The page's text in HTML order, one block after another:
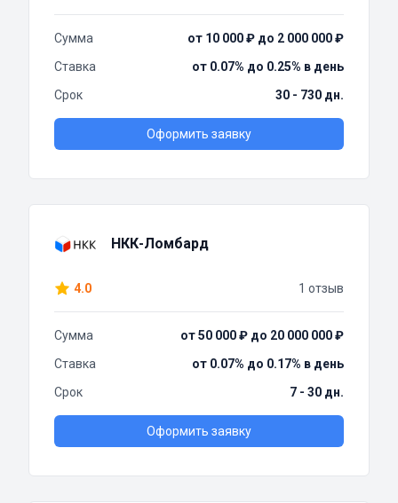
Сумма
от 10 000 ₽ до 2 000 000 ₽
Ставка
от 0.07% до 0.25% в день
Срок
30 - 730 дн.
Оформить заявку
НКК-Ломбард
4.0 1 отзыв
Сумма
от 50 000 ₽ до 20 000 000 ₽
Ставка
от 0.07% до 0.17% в день
Срок
7 - 30 дн.
Оформить заявку